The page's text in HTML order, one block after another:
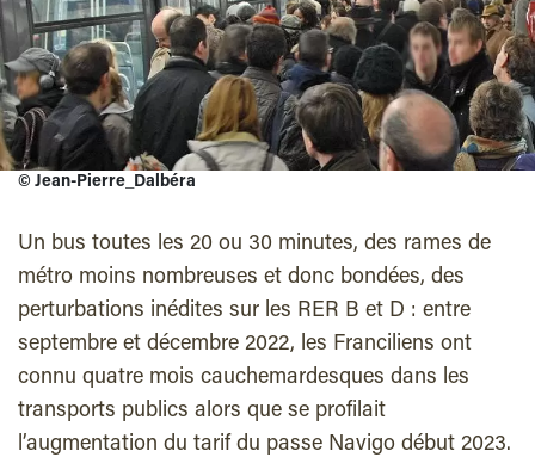
© Jean-Pierre_Dalbéra
Un bus toutes les 20 ou 30 minutes, des rames de
métro moins nombreuses et donc bondées, des
perturbations inédites sur les RER B et D : entre
septembre et décembre 2022, les Franciliens ont
connu quatre mois cauchemardesques dans les
transports publics alors que se profilait
l’augmentation du tarif du passe Navigo début 2023.